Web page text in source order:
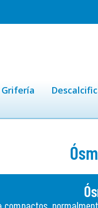
Grifería